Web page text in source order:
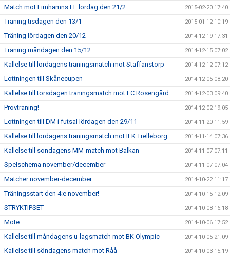
Match mot Limhamns FF lördag den 21/2 2015-02-20 17:40
Träning tisdagen den 13/1 2015-01-12 10:19
Träning lördagen den 20/12 2014-12-19 17:31
Träning måndagen den 15/12 2014-12-15 07:02
Kallelse till lördagens träningsmatch mot Staffanstorp 2014-12-12 07:12
Lottningen till Skånecupen 2014-12-05 08:20
Kallelse till torsdagen träningsmatch mot FC Rosengård 2014-12-03 09:40
Provträning! 2014-12-02 19:05
Lottningen till DM i futsal lördagen den 29/11 2014-11-20 11:59
Kallelse till lördagens träningsmatch mot IFK Trelleborg 2014-11-14 07:36
Kallelse till söndagens MM-match mot Balkan 2014-11-07 07:11
Spelschema november/december 2014-11-07 07:04
Matcher november-december 2014-10-22 11:17
Träningsstart den 4:e november! 2014-10-15 12:09
STRYKTIPSET 2014-10-08 16:18
Möte 2014-10-06 17:52
Kallelse till måndagens u-lagsmatch mot BK Olympic 2014-10-05 21:09
Kallelse till söndagens match mot Råå 2014-10-03 15:19